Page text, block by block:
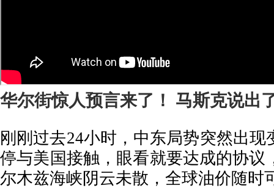
华尔街惊人预言来了！ 马斯克说出
刚刚过去24小时，中东局势突然出
停与美国接触，眼看就要达成的协议
尔木兹海峡阴云未散，全球油价随时